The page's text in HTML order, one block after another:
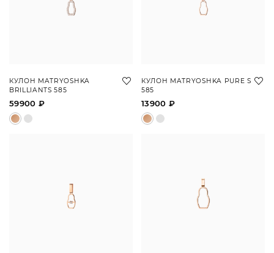
КУЛОН MATRYOSHKA
BRILLIANTS 585
59900 ₽
КУЛОН MATRYOSHKA PURE S
585
13900 ₽